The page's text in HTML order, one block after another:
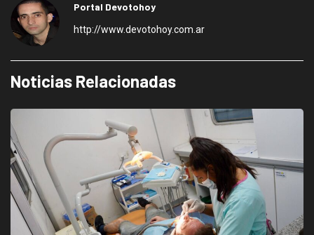
Portal Devotohoy
http://www.devotohoy.com.ar
Noticias Relacionadas